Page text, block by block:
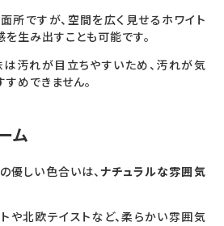
所ですが、空間を広く見せるホワイト
生み出すことも可能です。
は汚れが目立ちやすいため、汚れが気
めできません。
ム
優しい色合いは、 ナチュラルな雰囲気
や北欧テイストなど、柔らかい雰囲気